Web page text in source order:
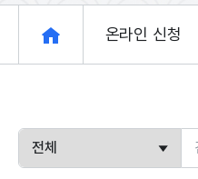
온라인 신청